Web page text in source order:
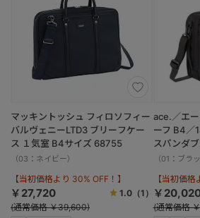
マッキントッシュ フィロソフィー
バルヴェニーLTD3 ブリーフケー
ス １気室 B4サイズ 68755
（03：ネイビー）
【当初価格より 30% OFF！】
￥27,720 1.0（1）
(通常価格 ￥39,600)
ace.／エ
ーフ B4／
スパンダ
（01：ブラッ
【当初価格
￥
(通常価格